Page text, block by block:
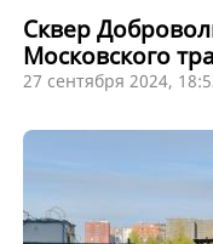
Сквер
Московского
27 сентября 2024,